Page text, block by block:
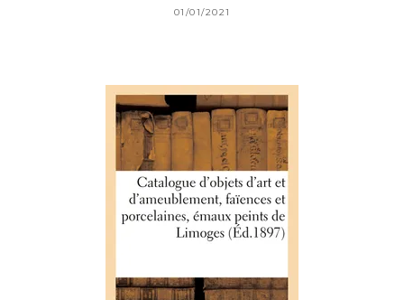
01/01/2021